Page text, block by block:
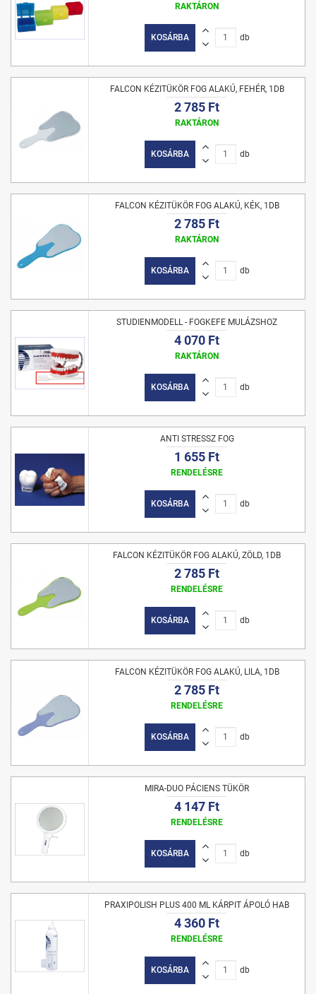
RAKTÁRON
KOSÁRBA db
FALCON KÉZITÜKÖR FOG ALAKÚ, FEHÉR, 1DB
2 785 Ft
RAKTÁRON
KOSÁRBA db
FALCON KÉZITÜKÖR FOG ALAKÚ, KÉK, 1DB
2 785 Ft
RAKTÁRON
KOSÁRBA db
STUDIENMODELL - FOGKEFE MULÁZSHOZ
4 070 Ft
RAKTÁRON
KOSÁRBA db
ANTI STRESSZ FOG
1 655 Ft
RENDELÉSRE
KOSÁRBA db
FALCON KÉZITÜKÖR FOG ALAKÚ, ZÖLD, 1DB
2 785 Ft
RENDELÉSRE
KOSÁRBA db
FALCON KÉZITÜKÖR FOG ALAKÚ, LILA, 1DB
2 785 Ft
RENDELÉSRE
KOSÁRBA db
MIRA-DUO PÁCIENS TÜKÖR
4 147 Ft
RENDELÉSRE
KOSÁRBA db
PRAXIPOLISH PLUS 400 ML KÁRPIT ÁPOLÓ HAB
4 360 Ft
RENDELÉSRE
KOSÁRBA db